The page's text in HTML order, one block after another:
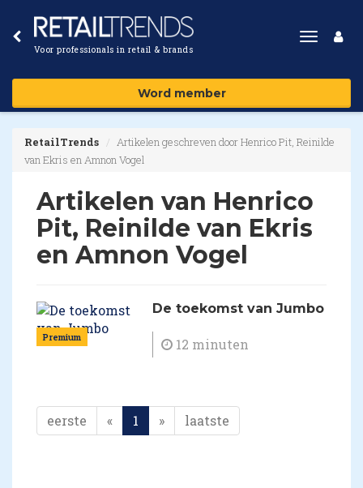
Voor professionals in retail & brands
Toggle
Word member
RetailTrends
Artikelen geschreven door Henrico Pit, Reinilde
van Ekris en Amnon Vogel
Artikelen van Henrico
Pit, Reinilde van Ekris
en Amnon Vogel
Premium
De toekomst van Jumbo
12 minuten
eerste « 1 » laatste